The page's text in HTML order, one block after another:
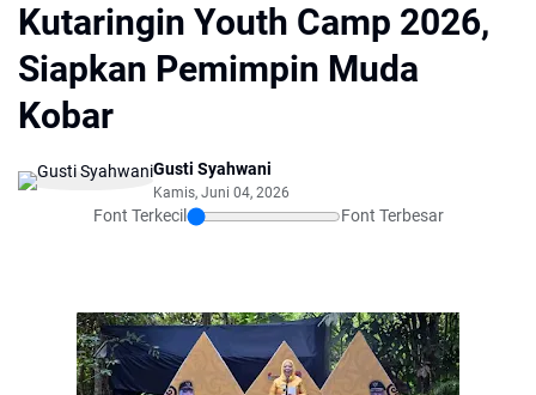
Kutaringin Youth Camp 2026,
Siapkan Pemimpin Muda
Kobar
Gusti Syahwani
Kamis, Juni 04, 2026
Font Terkecil Font Terbesar